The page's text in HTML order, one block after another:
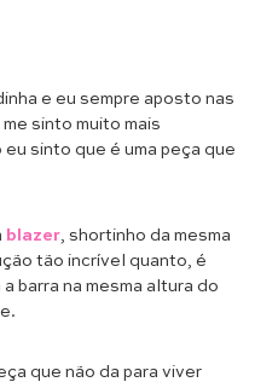
e eu sempre aposto nas
sinto muito mais
sinto que é uma peça que
blazer, shortinho da mesma
tão incrível quanto, é
barra na mesma altura do
que não da para viver